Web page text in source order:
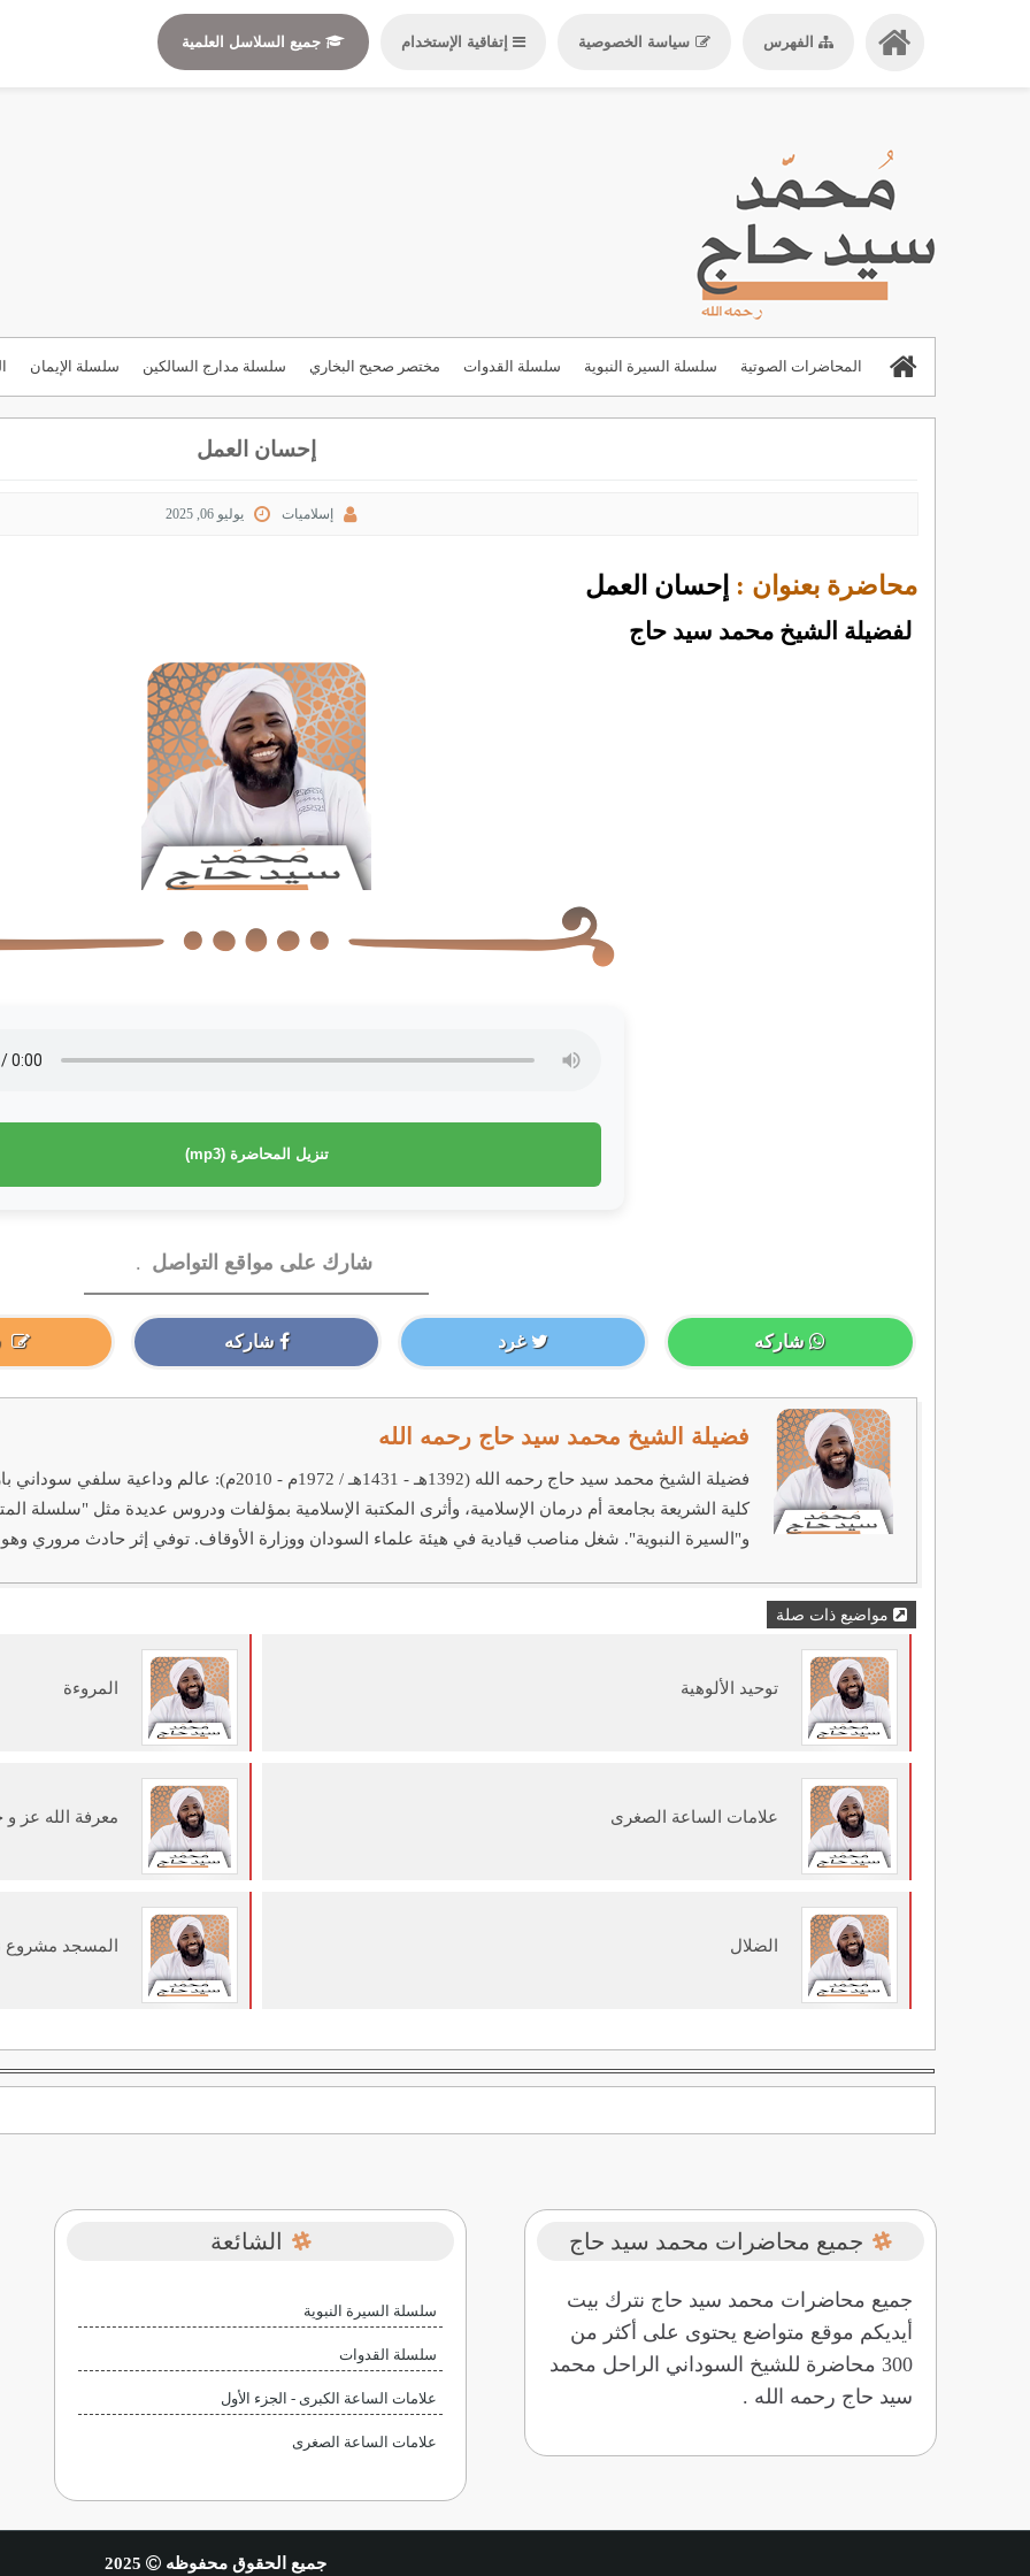
الفهرس سياسة الخصوصية إتفاقية الإستخدام جميع السلاسل العلمية
المحاضرات الصوتية سلسلة السيرة النبوية سلسلة القدوات مختصر صحيح البخاري سلسلة مدارج السالكين سلسلة الإيمان
المحاضرات والدروس
إحسان العمل
إسلاميات يوليو 06, 2025
محاضرة بعنوان : إحسان العمل
لفضيلة الشيخ محمد سيد حاج
تنزيل المحاضرة (mp3)
شارك على مواقع التواصل .
شاركه غرد شاركه
فضيلة الشيخ محمد سيد حاج رحمه الله
فضيلة الشيخ محمد سيد حاج رحمه الله (1392هـ - 1431هـ /
كلية الشريعة بجامعة أم درمان الإسلامية، وأثرى المكتبة الإسلامية بمؤلفات ودروس عديدة مثل "سلسلة
و"السيرة النبوية". شغل مناصب قيادية في هيئة علماء السودان ووزارة الأوقاف. توفي إثر حادث مروري
مواضيع ذات صلة
توحيد الألوهية المروءة
علامات الساعة الصغرى معرفة الله عز
الضلال المسجد مشروع
جميع محاضرات محمد سيد حاج
جميع محاضرات محمد سيد حاج نترك بيت
أيديكم موقع متواضع يحتوى على أكثر من
300 محاضرة للشيخ السوداني الراحل محمد
سيد حاج رحمه الله .
الشائعة
سلسلة السيرة النبوية
سلسلة القدوات
علامات الساعة الكبرى - الجزء الأول
علامات الساعة الصغرى
جميع الحقوق محفوظه